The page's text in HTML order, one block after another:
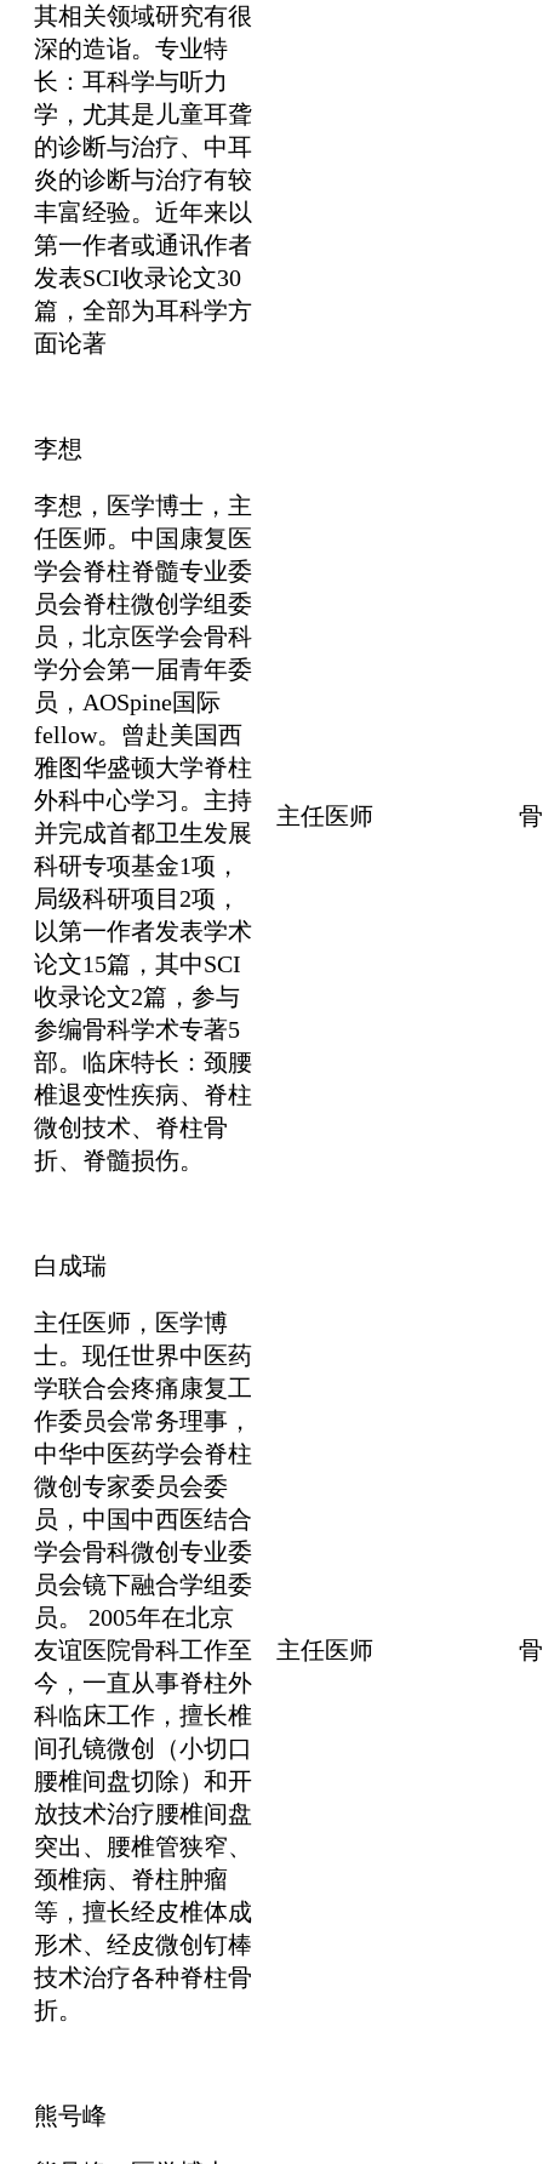
其相关领域研究有很
深的造诣。专业特
长：耳科学与听力
学，尤其是儿童耳聋
的诊断与治疗、中耳
炎的诊断与治疗有较
丰富经验。近年来以
第一作者或通讯作者
发表SCI收录论文30
篇，全部为耳科学方
面论著
李想
李想，医学博士，主
任医师。中国康复医
学会脊柱脊髓专业委
员会脊柱微创学组委
员，北京医学会骨科
学分会第一届青年委
员，AOSpine国际
fellow。曾赴美国西
雅图华盛顿大学脊柱
外科中心学习。主持
并完成首都卫生发展
科研专项基金1项，
局级科研项目2项，
以第一作者发表学术
论文15篇，其中SCI
收录论文2篇，参与
参编骨科学术专著5
部。临床特长：颈腰
椎退变性疾病、脊柱
微创技术、脊柱骨
折、脊髓损伤。
主任医师
白成瑞
主任医师，医学博
士。现任世界中医药
学联合会疼痛康复工
作委员会常务理事，
中华中医药学会脊柱
微创专家委员会委
员，中国中西医结合
学会骨科微创专业委
员会镜下融合学组委
员。 2005年在北京
友谊医院骨科工作至
今，一直从事脊柱外
科临床工作，擅长椎
间孔镜微创（小切口
腰椎间盘切除）和开
放技术治疗腰椎间盘
突出、腰椎管狭窄、
颈椎病、脊柱肿瘤
等，擅长经皮椎体成
形术、经皮微创钉棒
技术治疗各种脊柱骨
折。
主任医师
熊号峰